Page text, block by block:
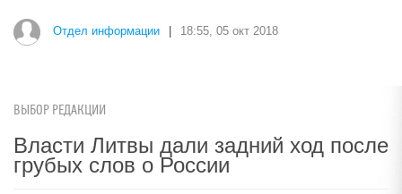
Отдел информации 18:55, 05 окт 2018
ВЫБОР РЕДАКЦИИ
Власти Литвы дали задний ход после
грубых слов о России